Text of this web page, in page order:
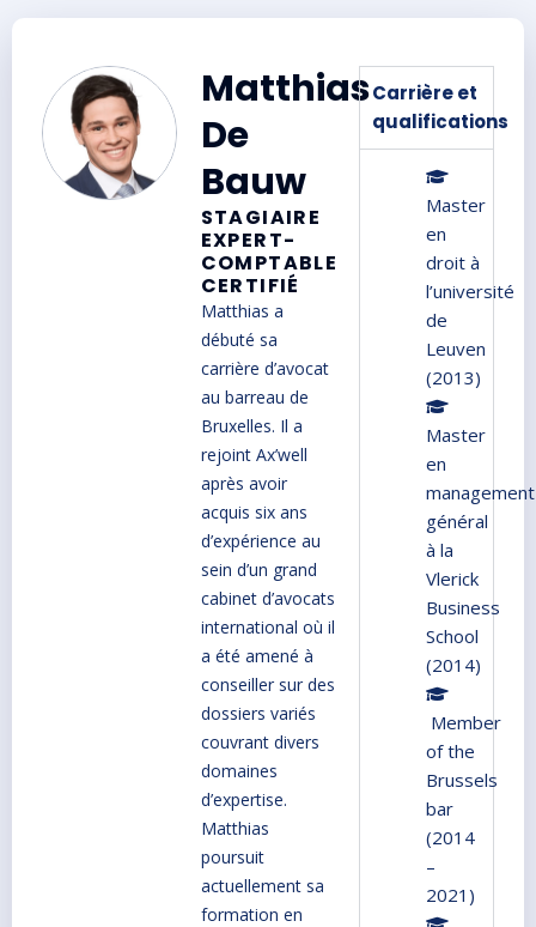
Matthias
De
Bauw
STAGIAIRE
EXPERT-
COMPTABLE
CERTIFIÉ
Matthias a
débuté sa
carrière d’avocat
au barreau de
Bruxelles. Il a
rejoint Ax’well
après avoir
acquis six ans
d’expérience au
sein d’un grand
cabinet d’avocats
international où il
a été amené à
conseiller sur des
dossiers variés
couvrant divers
domaines
d’expertise.
Matthias
poursuit
actuellement sa
formation en
Carrière et
qualifications
Master
en
droit à
l’université
de
Leuven
(2013)
Master
en
management
général
à la
Vlerick
Business
School
(2014)
Member
of the
Brussels
bar
(2014
–
2021)